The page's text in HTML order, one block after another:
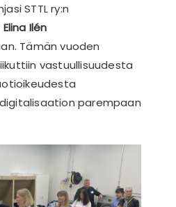
STTL ry:n
Elina Ilén
Tämän vuoden
vastuullisuudesta
parempaan